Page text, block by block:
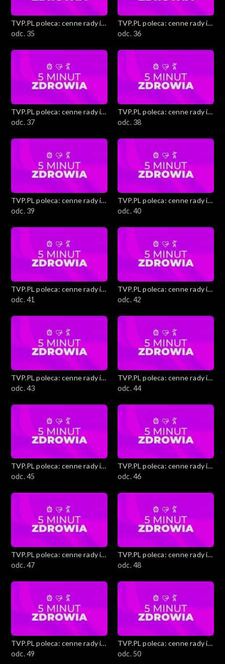
TVP.PL poleca: cenne rady i
ciekawostki
odc. 35
TVP.PL poleca: cenne rady i
ciekawostki
odc. 36
TVP.PL poleca: cenne rady i
ciekawostki
odc. 37
TVP.PL poleca: cenne rady i
ciekawostki
odc. 38
TVP.PL poleca: cenne rady i
ciekawostki
odc. 39
TVP.PL poleca: cenne rady i
ciekawostki
odc. 40
TVP.PL poleca: cenne rady i
ciekawostki
odc. 41
TVP.PL poleca: cenne rady i
ciekawostki
odc. 42
TVP.PL poleca: cenne rady i
ciekawostki
odc. 43
TVP.PL poleca: cenne rady i
ciekawostki
odc. 44
TVP.PL poleca: cenne rady i
ciekawostki
odc. 45
TVP.PL poleca: cenne rady i
ciekawostki
odc. 46
TVP.PL poleca: cenne rady i
ciekawostki
odc. 47
TVP.PL poleca: cenne rady i
ciekawostki
odc. 48
TVP.PL poleca: cenne rady i
ciekawostki
odc. 49
TVP.PL poleca: cenne rady i
ciekawostki
odc. 50